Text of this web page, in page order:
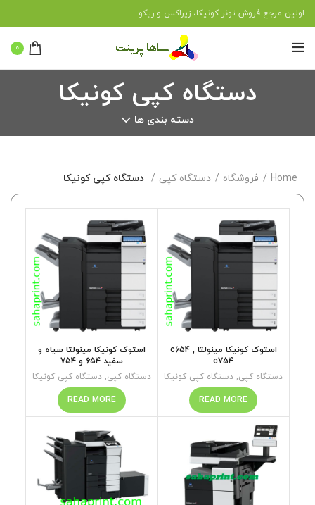
اولین مرجع فروش تونر کونیکا، زیراکس و ریکو
0
دستگاه کپی کونیکا
دسته بندی ها
Home فروشگاه دستگاه کپی دستگاه کپی کونیکا
استوک کونیکا مینولتا c654 ,
c754
دستگاه کپی, دستگاه کپی کونیکا
READ MORE
استوک کونیکا مینولتا سیاه و
سفید 654 و 754
دستگاه کپی,دستگاه کپی کونیکا
READ MORE